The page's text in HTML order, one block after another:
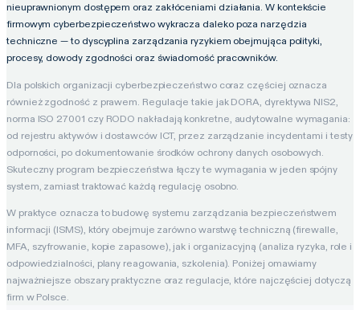
nieuprawnionym dostępem oraz zakłóceniami działania. W kontekście
firmowym cyberbezpieczeństwo wykracza daleko poza narzędzia
techniczne — to dyscyplina zarządzania ryzykiem obejmująca polityki,
procesy, dowody zgodności oraz świadomość pracowników.
Dla polskich organizacji cyberbezpieczeństwo coraz częściej oznacza
również zgodność z prawem. Regulacje takie jak DORA, dyrektywa NIS2,
norma ISO 27001 czy RODO nakładają konkretne, audytowalne wymagania:
od rejestru aktywów i dostawców ICT, przez zarządzanie incydentami i testy
odporności, po dokumentowanie środków ochrony danych osobowych.
Skuteczny program bezpieczeństwa łączy te wymagania w jeden spójny
system, zamiast traktować każdą regulację osobno.
W praktyce oznacza to budowę systemu zarządzania bezpieczeństwem
informacji (ISMS), który obejmuje zarówno warstwę techniczną (firewalle,
MFA, szyfrowanie, kopie zapasowe), jak i organizacyjną (analiza ryzyka, role i
odpowiedzialności, plany reagowania, szkolenia). Poniżej omawiamy
najważniejsze obszary praktyczne oraz regulacje, które najczęściej dotyczą
firm w Polsce.